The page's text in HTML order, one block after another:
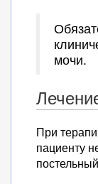
мочи.
При
пациенту